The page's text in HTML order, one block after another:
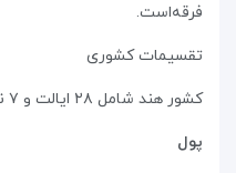
فرقه‌است.
تقسیمات کشوری
کشور هند شامل ۲۸ ایالت و ۷ ناحیه هم‌ پیوسته‌ است.
پول